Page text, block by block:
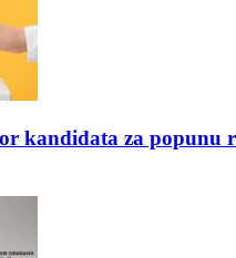
kandidata za popunu